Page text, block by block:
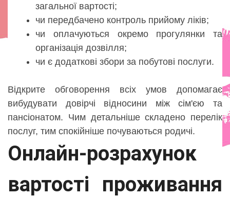
загальної вартості;
чи передбачено контроль прийому ліків;
чи оплачуються окремо прогулянки та
організація дозвілля;
чи є додаткові збори за побутові послуги.
Відкрите обговорення всіх умов допомагає
вибудувати довірчі відносини між сім'єю та
пансіонатом. Чим детальніше складено перелік
послуг, тим спокійніше почуваються родичі.
Онлайн-розрахунок
вартості проживання